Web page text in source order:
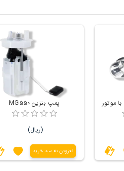
پمپ بنزین MG550
(ریال)
افزودن به سبد خرید